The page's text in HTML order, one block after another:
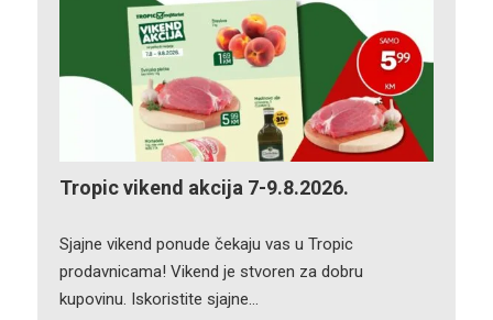
Tropic vikend akcija 7-9.8.2026.
Sjajne vikend ponude čekaju vas u Tropic
prodavnicama! Vikend je stvoren za dobru
kupovinu. Iskoristite sjajne…